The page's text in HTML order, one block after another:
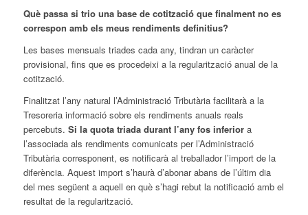
Què passa si trio una base de cotització que finalment no es
correspon amb els meus rendiments definitius?
Les bases mensuals triades cada any, tindran un caràcter
provisional, fins que es procedeixi a la regularització anual de la
cotització.
Finalitzat l’any natural l’Administració Tributària facilitarà a la
Tresoreria informació sobre els rendiments anuals reals
percebuts. Si la quota triada durant l’any fos inferiora
l’associada als rendiments comunicats per l’Administració
Tributària corresponent, es notificarà al treballador l’import de la
diferència. Aquest import s’haurà d’abonar abans de l’últim dia
del mes següent a aquell en què s’hagi rebut la notificació amb el
resultat de la regularització.